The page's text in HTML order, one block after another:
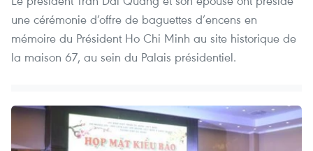
une cérémonie d’offre de baguettes d’encens en
mémoire du Président Ho Chi Minh au site historique de
la maison 67, au sein du Palais présidentiel.